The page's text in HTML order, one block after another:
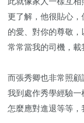
更了解，他很貼心
的愛、對你的尊敬
常常當我的司機，載
而張秀卿也非常照
我到處作秀學經驗
怎麼應對進退等等，